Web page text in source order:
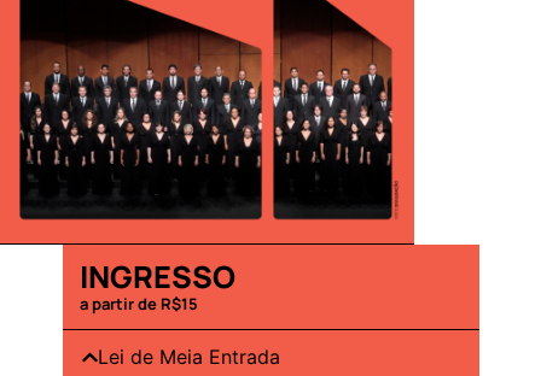
INGRESSO
a partir de R$15
Lei de Meia Entrada